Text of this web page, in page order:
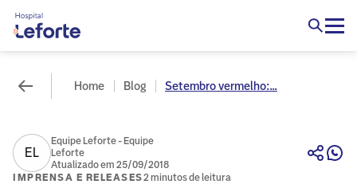
Home Blog Setembro vermelho:...
EL
Equipe Leforte - Equipe
Leforte
Atualizado em 25/09/2018
IMPRENSA E RELEASES2 minutos de leitura